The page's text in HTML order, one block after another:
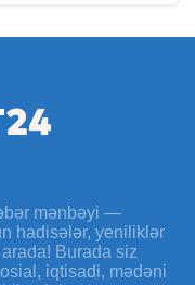
mənbəyi —
hadisələr, yeniliklər
Burada siz
iqtisadi, mədəni